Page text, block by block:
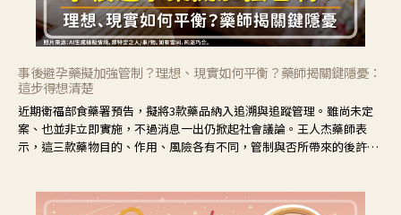
事後避孕藥擬加強管制？理想、現實如何平衡？藥師揭關鍵隱憂：
這步得想清楚
近期衛福部食藥署預告，擬將3款藥品納入追溯與追蹤管理。雖尚未定
案、也並非立即實施，不過消息一出仍掀起社會議論。王人杰藥師表
示，這三款藥物目的、作用、風險各有不同，管制與否所帶來的後許影